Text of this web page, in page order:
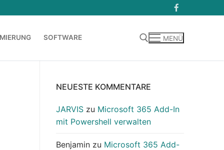
SOFTWARE MENÜ
NEUESTE KOMMENTARE
JARVIS zu Microsoft 365 Add-In
mit Powershell verwalten
Benjamin zu Microsoft 365 Add-